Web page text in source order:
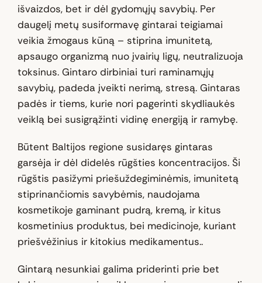
išvaizdos, bet ir dėl gydomųjų savybių. Per
daugelį metų susiformavę gintarai teigiamai
veikia žmogaus kūną – stiprina imunitetą,
apsaugo organizmą nuo įvairių ligų, neutralizuoja
toksinus. Gintaro dirbiniai turi raminamųjų
savybių, padeda įveikti nerimą, stresą. Gintaras
padės ir tiems, kurie nori pagerinti skydliaukės
veiklą bei susigrąžinti vidinę energiją ir ramybę.
Būtent Baltijos regione susidaręs gintaras
garsėja ir dėl didelės rūgšties koncentracijos. Ši
rūgštis pasižymi priešuždegiminėmis, imunitetą
stiprinančiomis savybėmis, naudojama
kosmetikoje gaminant pudrą, kremą, ir kitus
kosmetinius produktus, bei medicinoje, kuriant
priešvėžinius ir kitokius medikamentus..
Gintarą nesunkiai galima priderinti prie bet